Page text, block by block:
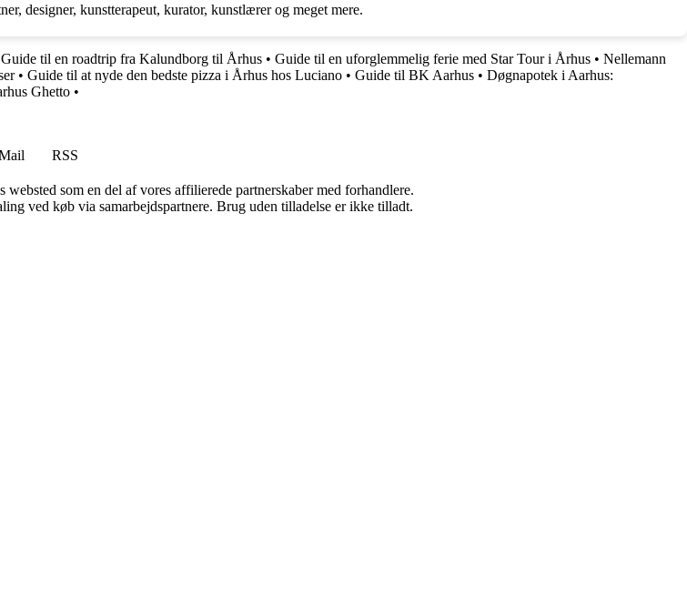
designer, kunstterapeut, kurator, kunstlærer og meget mere.
Guide til en roadtrip fra Kalundborg til Århus • Guide til en uforglemmelig ferie med Star Tour i Århus • Nellemann
• Guide til at nyde den bedste pizza i Århus hos Luciano • Guide til BK Aarhus • Døgnapotek i Aarhus:
Ghetto •
RSS
som en del af vores affilierede partnerskaber med forhandlere.
ved køb via samarbejdspartnere. Brug uden tilladelse er ikke tilladt.